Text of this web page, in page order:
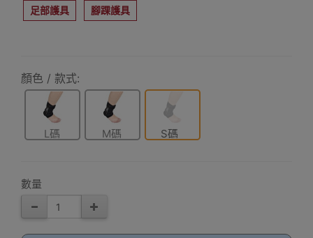
足部護具 腳踝護具
顏色 / 款式:
L碼 M碼 S碼
數量